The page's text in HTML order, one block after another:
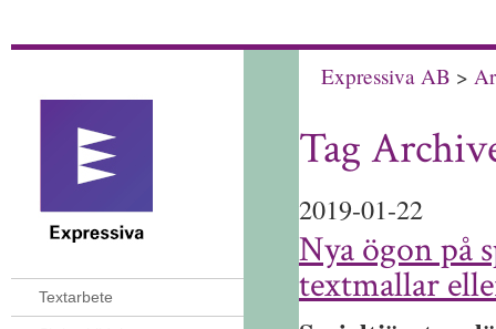
Textarbete
Expressiva AB >
Tag
2019-01-22
Nya ögon på
textmallar